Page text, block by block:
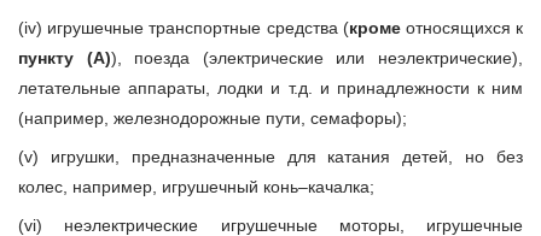
(iv) игрушечные транспортные средства (кроме относящихся к
пункту (А)), поезда (электрические или неэлектрические),
летательные аппараты, лодки и т.д. и принадлежности к ним
(например, железнодорожные пути, семафоры);
(v) игрушки, предназначенные для катания детей, но без
колес, например, игрушечный конь–качалка;
(vi) неэлектрические игрушечные моторы, игрушечные